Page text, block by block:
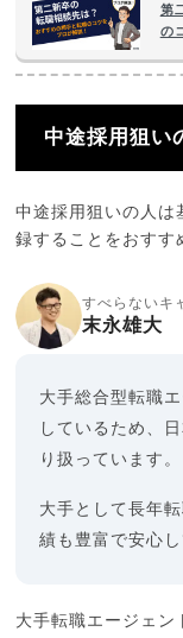
第
の
中途採用狙い
中途採用狙いの人は
録することをおすす
すべらないキ
末永雄大
大手総合型転職
しているため、
り扱っています。
大手として長年
績も豊富で安心
大手転職エージェン